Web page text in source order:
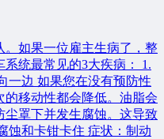
如果一位雇主生病了，整
统最常见的3大疾病： 1.
一边 如果您在没有预防性
移动性都会降低。油脂会
罩下并发生腐蚀。这导致
蚀和卡钳卡住 症状：制动